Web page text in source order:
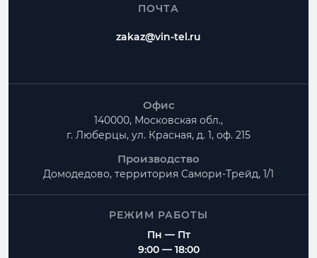
ПОЧТА
zakaz@vin-tel.ru
Офис
140000, Московская обл.,
г. Люберцы, ул. Красная, д. 1, оф. 215
Производство
Домодедово, территория Самори-Трейд, 1/1
РЕЖИМ РАБОТЫ
Пн — Пт
9:00 — 18:00